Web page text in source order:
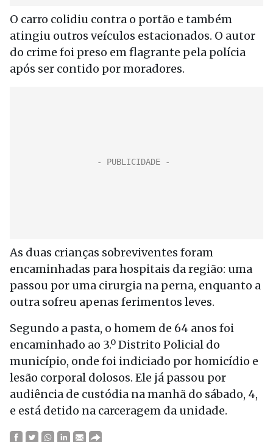
O carro colidiu contra o portão e também
atingiu outros veículos estacionados. O autor
do crime foi preso em flagrante pela polícia
após ser contido por moradores.
As duas crianças sobreviventes foram
encaminhadas para hospitais da região: uma
passou por uma cirurgia na perna, enquanto a
outra sofreu apenas ferimentos leves.
Segundo a pasta, o homem de 64 anos foi
encaminhado ao 3.º Distrito Policial do
município, onde foi indiciado por homicídio e
lesão corporal dolosos. Ele já passou por
audiência de custódia na manhã do sábado, 4,
e está detido na carceragem da unidade.